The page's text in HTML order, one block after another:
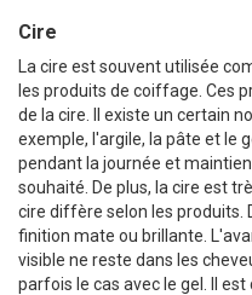
Cire
La cire est souvent utilisée
les produits de coiffage. Ces
de la cire. Il existe un certain
exemple, l'argile, la pâte et le
pendant la journée et
souhaité. De plus, la cire est
cire diffère selon les produits.
finition mate ou brillante.
visible ne reste dans les
parfois le cas avec le gel. Il